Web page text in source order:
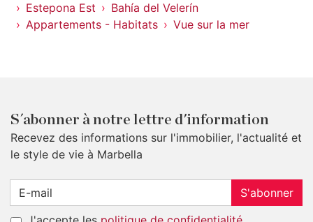
Estepona Est
Bahía del Velerín
Appartements - Habitats
Vue sur la mer
S´abonner à notre lettre d'information
Recevez des informations sur l'immobilier, l'actualité et
le style de vie à Marbella
S'abonner